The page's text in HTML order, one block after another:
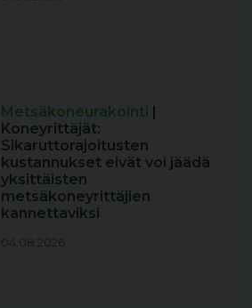
Metsäkoneurakointi
Koneyrittäjät:
Sikaruttorajoitusten
kustannukset eivät voi jäädä
yksittäisten
metsäkoneyrittäjien
kannettaviksi
04.08.2026